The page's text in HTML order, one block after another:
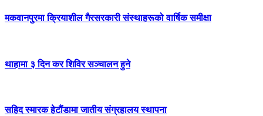
मकवानपुरमा क्रियाशील गैरसरकारी संस्थाहरूको वार्षिक समीक्षा
थाहामा ३ दिन कर शिविर सञ्चालन हुने
सहिद स्मारक हेटौंडामा जातीय संग्रहालय स्थापना